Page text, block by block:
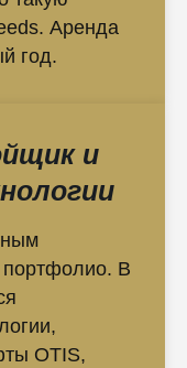
Аренда
год.
и
В
OTIS,